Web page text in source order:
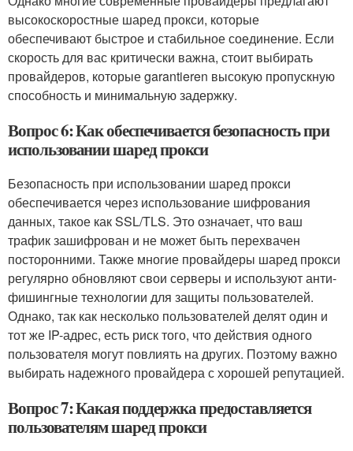
высокоскоростные шаред прокси, которые
обеспечивают быстрое и стабильное соединение. Если
скорость для вас критически важна, стоит выбирать
провайдеров, которые garantieren высокую пропускную
способность и минимальную задержку.
Вопрос 6: Как обеспечивается безопасность при
использовании шаред прокси
Безопасность при использовании шаред прокси
обеспечивается через использование шифрования
данных, такое как SSL/TLS. Это означает, что ваш
трафик зашифрован и не может быть перехвачен
посторонними. Также многие провайдеры шаред прокси
регулярно обновляют свои серверы и используют анти-
фишингные технологии для защиты пользователей.
Однако, так как несколько пользователей делят один и
тот же IP-адрес, есть риск того, что действия одного
пользователя могут повлиять на других. Поэтому важно
выбирать надежного провайдера с хорошей репутацией.
Вопрос 7: Какая поддержка предоставляется
пользователям шаред прокси